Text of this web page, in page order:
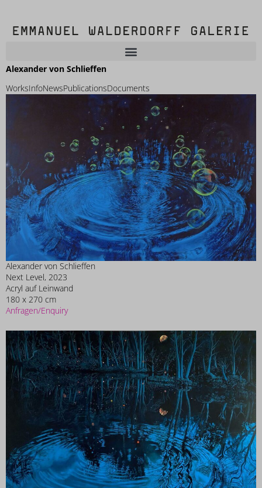
Alexander von Schlieffen
WorksInfoNewsPublicationsDocuments
Alexander von Schlieffen
Next Level, 2023
Acryl auf Leinwand
180 x 270 cm
Anfragen/Enquiry